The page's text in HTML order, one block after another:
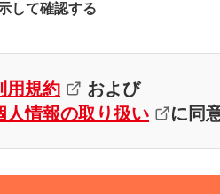
して確認する
用規約
および
人情報の取り扱い
に同